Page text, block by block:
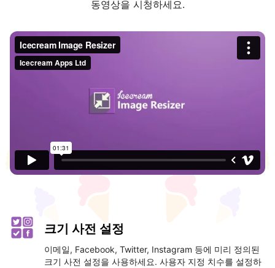
동영상을 시청하세요.
크기 사전 설정
이메일, Facebook, Twitter, Instagram 등에 미리 정의된
크기 사전 설정을 사용하세요. 사용자 지정 치수를 설정하